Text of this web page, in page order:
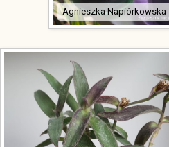
Agnieszka Napiórkowska